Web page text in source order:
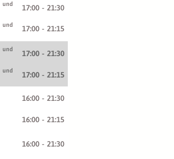
und 17:00 - 21:30
und 17:00 - 21:15
und 17:00 - 21:30
und 17:00 - 21:15
16:00 - 21:30
16:00 - 21:15
16:00 - 21:30